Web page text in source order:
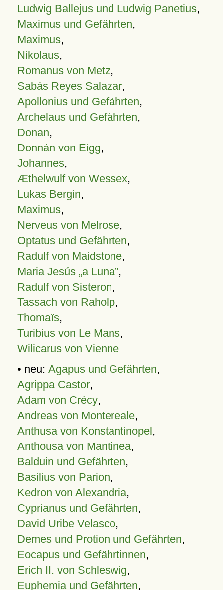
Ludwig Ballejus und Ludwig Panetius,
Maximus und Gefährten,
Maximus,
Nikolaus,
Romanus von Metz,
Sabás Reyes Salazar,
Apollonius und Gefährten,
Archelaus und Gefährten,
Donan,
Donnán von Eigg,
Johannes,
Æthelwulf von Wessex,
Lukas Bergin,
Maximus,
Nerveus von Melrose,
Optatus und Gefährten,
Radulf von Maidstone,
Maria Jesús „a Luna”,
Radulf von Sisteron,
Tassach von Raholp,
Thomaïs,
Turibius von Le Mans,
Wilicarus von Vienne
• neu: Agapus und Gefährten,
Agrippa Castor,
Adam von Crécy,
Andreas von Montereale,
Anthusa von Konstantinopel,
Anthousa von Mantinea,
Balduin und Gefährten,
Basilius von Parion,
Kedron von Alexandria,
Cyprianus und Gefährten,
David Uribe Velasco,
Demes und Protion und Gefährten,
Eocapus und Gefährtinnen,
Erich II. von Schleswig,
Euphemia und Gefährten,